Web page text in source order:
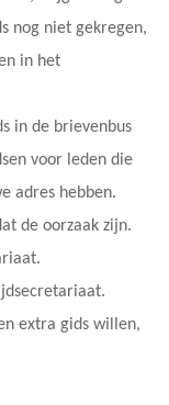
nog niet gekregen,
in het
in de brievenbus
voor leden die
adres hebben.
de oorzaak zijn.
extra gids willen,